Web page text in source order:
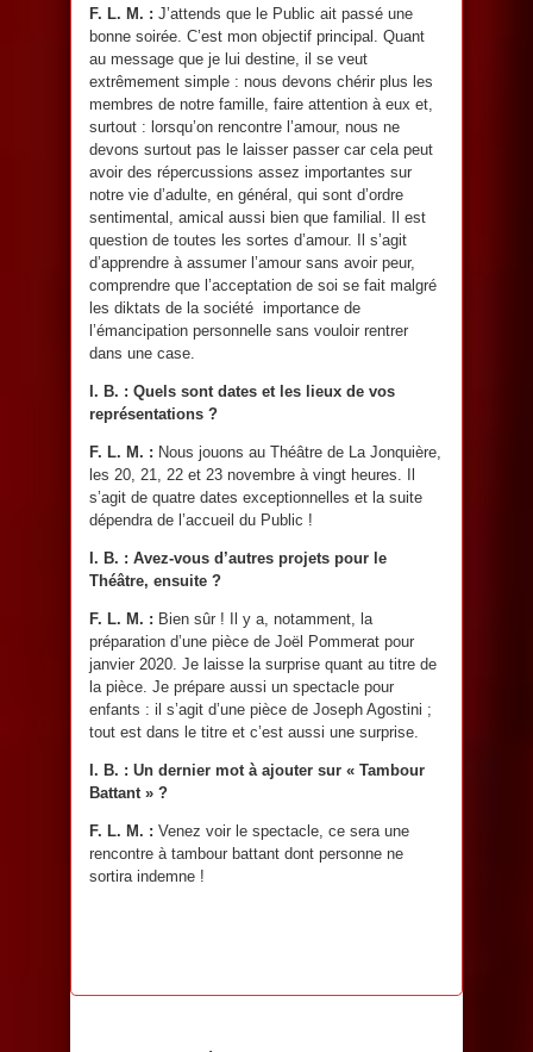
F. L. M. : J’attends que le Public ait passé une
bonne soirée. C’est mon objectif principal. Quant
au message que je lui destine, il se veut
extrêmement simple : nous devons chérir plus les
membres de notre famille, faire attention à eux et,
surtout : lorsqu’on rencontre l’amour, nous ne
devons surtout pas le laisser passer car cela peut
avoir des répercussions assez importantes sur
notre vie d’adulte, en général, qui sont d’ordre
sentimental, amical aussi bien que familial. Il est
question de toutes les sortes d’amour. Il s’agit
d’apprendre à assumer l’amour sans avoir peur,
comprendre que l’acceptation de soi se fait malgré
les diktats de la société importance de
l’émancipation personnelle sans vouloir rentrer
dans une case.
I. B. : Quels sont dates et les lieux de vos
représentations ?
F. L. M. : Nous jouons au Théâtre de La Jonquière,
les 20, 21, 22 et 23 novembre à vingt heures. Il
s’agit de quatre dates exceptionnelles et la suite
dépendra de l’accueil du Public !
I. B. : Avez-vous d’autres projets pour le
Théâtre, ensuite ?
F. L. M. : Bien sûr ! Il y a, notamment, la
préparation d’une pièce de Joël Pommerat pour
janvier 2020. Je laisse la surprise quant au titre de
la pièce. Je prépare aussi un spectacle pour
enfants : il s’agit d’une pièce de Joseph Agostini ;
tout est dans le titre et c’est aussi une surprise.
I. B. : Un dernier mot à ajouter sur « Tambour
Battant » ?
F. L. M. : Venez voir le spectacle, ce sera une
rencontre à tambour battant dont personne ne
sortira indemne !